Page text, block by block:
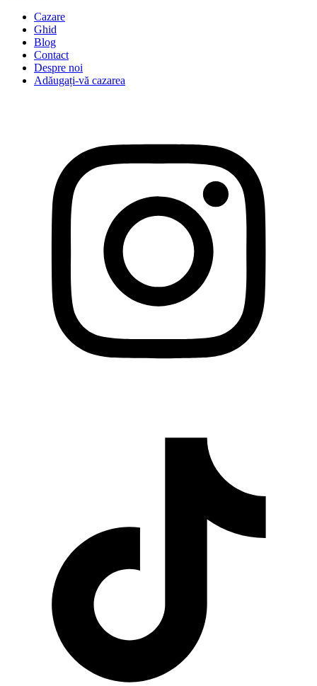
Cazare
Ghid
Blog
Contact
Despre noi
Adăugați-vă cazarea